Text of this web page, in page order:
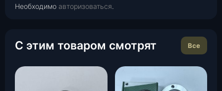
Необходимо авторизоваться.
С этим товаром смотрят Все